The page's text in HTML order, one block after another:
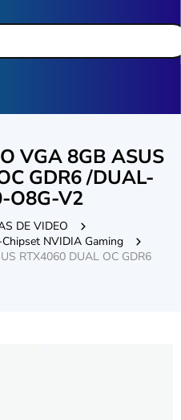
VGA 8GB ASUS
GDR6 /DUAL-
O8G-V2
DE VIDEO
NVIDIA Gaming
RTX4060 DUAL OC GDR6